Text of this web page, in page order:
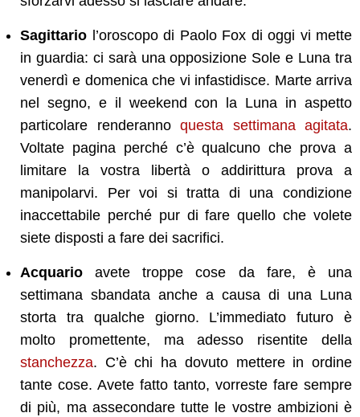
Sagittario l’oroscopo di Paolo Fox di oggi vi mette
in guardia: ci sarà una opposizione Sole e Luna tra
venerdì e domenica che vi infastidisce. Marte arriva
nel segno, e il weekend con la Luna in aspetto
particolare renderanno questa settimana agitata.
Voltate pagina perché c’è qualcuno che prova a
limitare la vostra libertà o addirittura prova a
manipolarvi. Per voi si tratta di una condizione
inaccettabile perché pur di fare quello che volete
siete disposti a fare dei sacrifici.
Acquario avete troppe cose da fare, è una
settimana sbandata anche a causa di una Luna
storta tra qualche giorno. L’immediato futuro è
molto promettente, ma adesso risentite della
stanchezza. C’è chi ha dovuto mettere in ordine
tante cose. Avete fatto tanto, vorreste fare sempre
di più, ma assecondare tutte le vostre ambizioni è